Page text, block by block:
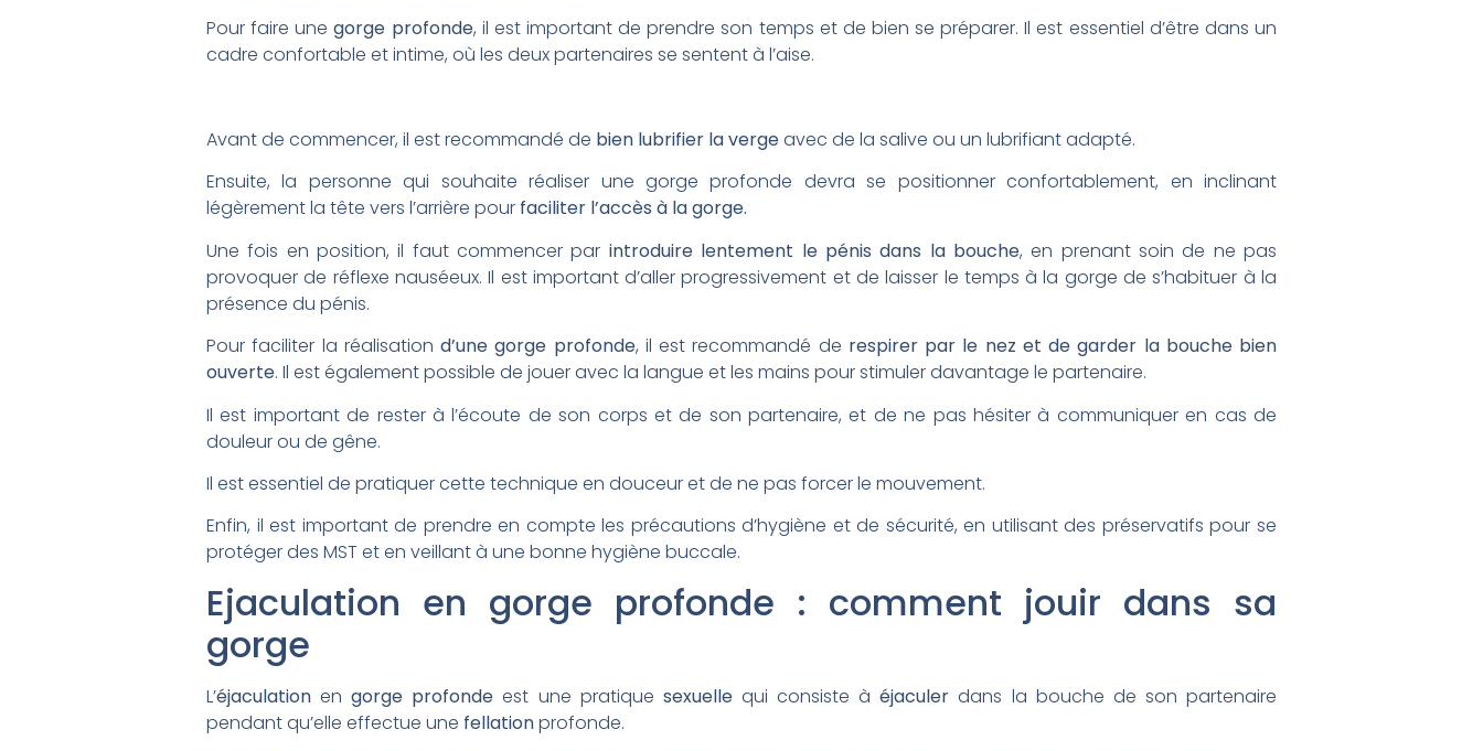
Pour faire unegorge profonde, il est important de prendre son temps et de bien se préparer. Il est essentiel d’être dans un
cadre confortable et intime, où les deux partenaires se sentent à l’aise.
Avant de commencer, il est recommandé de bien lubrifier la vergeavec de la salive ou un lubrifiant adapté.
Ensuite, la personne qui souhaite réaliser une gorge profonde devra se positionner confortablement, en inclinant
légèrement la tête vers l’arrière pour faciliter l’accès à la gorge.
Une fois en position, il faut commencer par introduire lentement le pénis dans la bouche, en prenant soin de ne pas
provoquer de réflexe nauséeux. Il est important d’aller progressivement et de laisser le temps à la gorge de s’habituer à la
présence du pénis.
Pour faciliter la réalisation d’une gorge profonde, il est recommandé de respirer par le nez et de garder la bouche bien
ouverte. Il est également possible de jouer avec la langue et les mains pour stimuler davantage le partenaire.
Il est important de rester à l’écoute de son corps et de son partenaire, et de ne pas hésiter à communiquer en cas de
douleur ou de gêne.
Il est essentiel de pratiquer cette technique en douceur et de ne pas forcer le mouvement.
Enfin, il est important de prendre en compte les précautions d’hygiène et de sécurité, en utilisant des préservatifs pour se
protéger des MST et en veillant à une bonne hygiène buccale.
Ejaculation en gorge profonde : comment jouir dans sa
gorge
L’éjaculation engorge profonde est une pratique sexuellequi consiste àéjaculer dans la bouche de son partenaire
pendant qu’elle effectue une fellationprofonde.